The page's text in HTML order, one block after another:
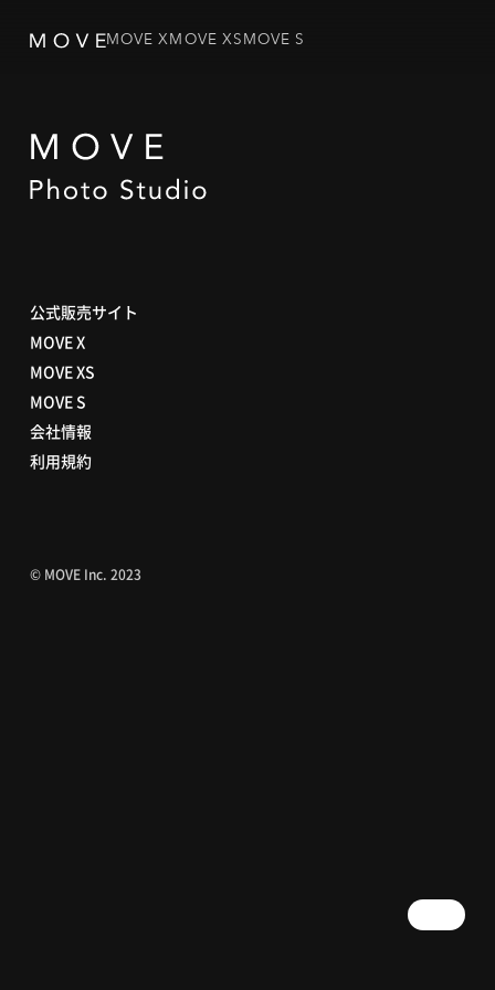
MOVE XMOVE XSMOVE S
公式販売サイト
MOVE X
MOVE XS
MOVE S
会社情報
利用規約
© MOVE Inc. 2023